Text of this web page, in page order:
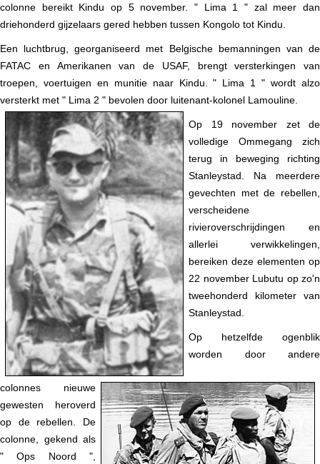
colonne bereikt Kindu op 5 november. " Lima 1 " zal meer dan
driehonderd gijzelaars gered hebben tussen Kongolo tot Kindu.
Een luchtbrug, georganiseerd met Belgische bemanningen van de
FATAC en Amerikanen van de USAF, brengt versterkingen van
troepen, voertuigen en munitie naar Kindu. " Lima 1 " wordt alzo
versterkt met " Lima 2 " bevolen door luitenant-kolonel Lamouline.
Op 19 november zet de
volledige Ommegang zich
terug in beweging richting
Stanleystad. Na meerdere
gevechten met de rebellen,
verscheidene
rivieroverschrijdingen en
allerlei verwikkelingen,
bereiken deze elementen op
22 november Lubutu op zo'n
tweehonderd kilometer van
Stanleystad.
Op hetzelfde ogenblik
worden door andere
colonnes nieuwe
gewesten heroverd
op de rebellen. De
colonne, gekend als
" Ops Noord ",